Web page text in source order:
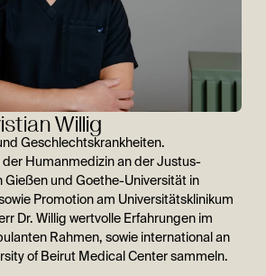
Willig
Geschlechtskrankheiten.
Humanmedizin an der Justus-
Gießen und Goethe-Universität in
Promotion am Universitätsklinikum
Dr. Willig wertvolle Erfahrungen im
Rahmen, sowie international an
of Beirut Medical Center sammeln.